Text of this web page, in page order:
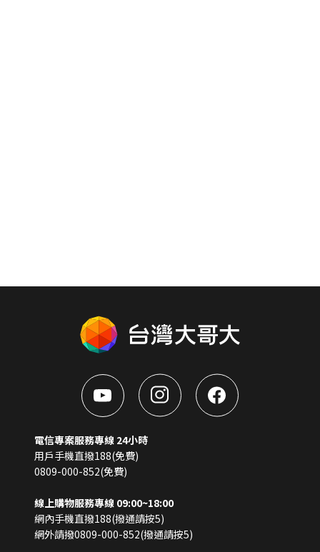
電信專案服務專線 24小時
用戶手機直撥188(免費)
0809-000-852(免費)
線上購物服務專線 09:00~18:00
網內手機直撥188(撥通請按5)
網外請撥0809-000-852(撥通請按5)